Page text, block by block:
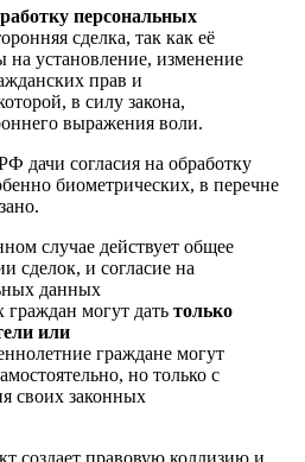
персональных
сделка, так как её
на установление, изменение
прав и
в силу закона,
выражения воли.
дачи согласия на обработку
биометрических, в перечне
случае действует общее
сделок, и согласие на
данных
могут дать только
или
граждане могут
но только с
своих законных